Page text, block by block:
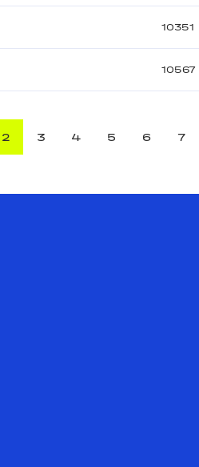
10351
10567
2 3 4 5 6 7